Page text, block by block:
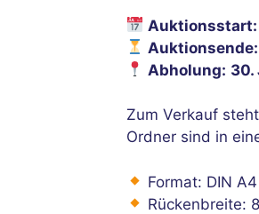
Auktionsstart:
Auktionsende:
Abholung: 30.
Zum Verkauf
Ordner sind in
Format: DIN A4
Rückenbreite: